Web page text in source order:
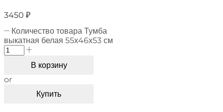
3450 ₽
Количество товара Тумба
выкатная белая 55х46х53 см
В корзину
or
Купить